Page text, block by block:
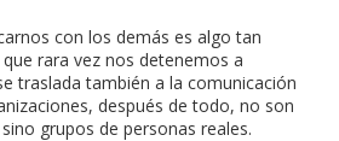
con los demás es algo tan
rara vez nos detenemos a
traslada también a la comunicación
después de todo, no son
grupos de personas reales.